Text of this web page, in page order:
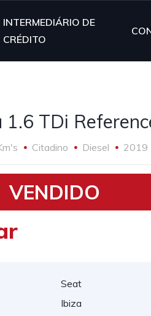
INTERMEDIÁRIO DE
CRÉDITO
1.6 TDi
Citadino Diesel 2019
VENDIDO
Seat
Ibiza